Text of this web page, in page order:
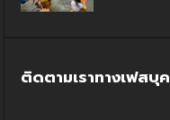
ติดตามเราทางเฟสบุค